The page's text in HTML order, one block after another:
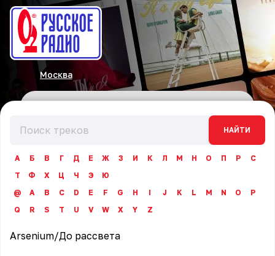
Москва
НАЙТИ
А Б В Г Д Е Ж З И К Л М Н О П Р
С
Т
Ф Х Ц Ч Э
Ю
@
A B C D E F G H I J K L M N O
P
Q
R S T U V W X Y Z
Arsenium/До рассвета